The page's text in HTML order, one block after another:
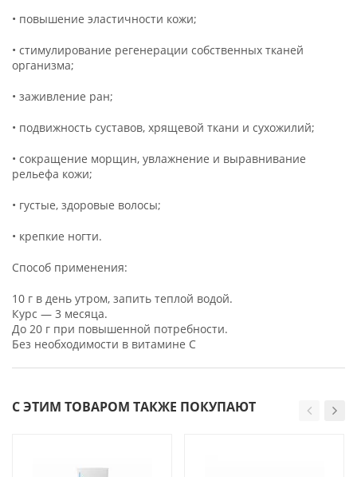
• повышение эластичности кожи;
• стимулирование регенерации собственных тканей
организма;
• заживление ран;
• подвижность суставов, хрящевой ткани и сухожилий;
• сокращение морщин, увлажнение и выравнивание
рельефа кожи;
• густые, здоровые волосы;
• крепкие ногти.
Способ применения:
10 г в день утром, запить теплой водой.
Курс — 3 месяца.
До 20 г при повышенной потребности.
Без необходимости в витамине C
С ЭТИМ ТОВАРОМ ТАКЖЕ ПОКУПАЮТ